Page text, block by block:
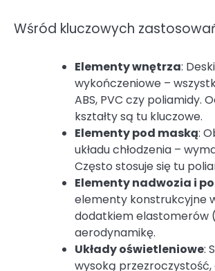
Wśród kluczowych
Elementy wnętrza:
wykończeniowe –
ABS, PVC czy poliamidy.
kształty są tu kluczowe.
Elementy pod maską:
układu chłodzenia –
Często stosuje się tu
Elementy nadwozia i
elementy konstrukcyjne
dodatkiem elastomerów
aerodynamikę.
Układy oświetleniowe:
wysoką przezroczystość,